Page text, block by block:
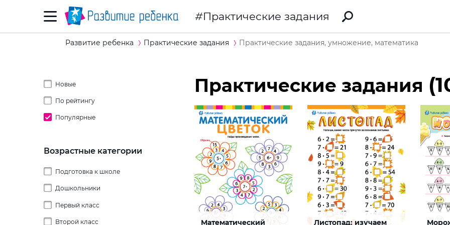
Практические задания
Развитие ребенка Практические задания Практические задания, умножение, математика
Новые
По рейтингу
Популярные
Возрастные категории
Подготовка к школе
Дошкольники
2 года
3 года
Первый класс
Второй класс
Практические задания
Математический
Листопад: изучаем